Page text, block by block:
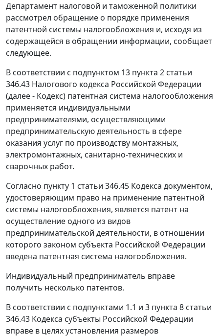
Департамент налоговой и таможенной политики
рассмотрел обращение о порядке применения
патентной системы налогообложения и, исходя из
содержащейся в обращении информации, сообщает
следующее.
В соответствии с подпунктом 13 пункта 2 статьи
346.43 Налогового кодекса Российской Федерации
(далее - Кодекс) патентная система налогообложения
применяется индивидуальными
предпринимателями, осуществляющими
предпринимательскую деятельность в сфере
оказания услуг по производству монтажных,
электромонтажных, санитарно-технических и
сварочных работ.
Согласно пункту 1 статьи 346.45 Кодекса документом,
удостоверяющим право на применение патентной
системы налогообложения, является патент на
осуществление одного из видов
предпринимательской деятельности, в отношении
которого законом субъекта Российской Федерации
введена патентная система налогообложения.
Индивидуальный предприниматель вправе
получить несколько патентов.
В соответствии с подпунктами 1.1 и 3 пункта 8 статьи
346.43 Кодекса субъекты Российской Федерации
вправе в целях установления размеров